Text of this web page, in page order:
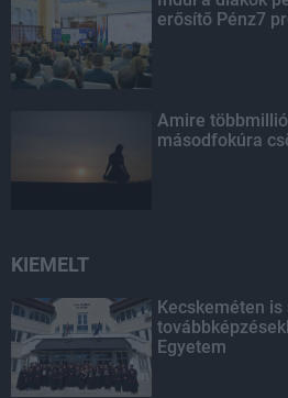
erősítő Pénz7
Amire
másodfokúra
KIEMELT
Kecskeméten
Egyetem